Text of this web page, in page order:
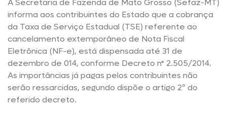
A Secretaria de Fazenda de Mato Grosso (Sefaz-MT)
informa aos contribuintes do Estado que a cobrança
da Taxa de Serviço Estadual (TSE) referente ao
cancelamento extemporâneo de Nota Fiscal
Eletrônica (NF-e), está dispensada até 31 de
dezembro de 014, conforme Decreto n° 2.505/2014.
As importâncias já pagas pelos contribuintes não
serão ressarcidas, segundo dispõe o artigo 2º do
referido decreto.